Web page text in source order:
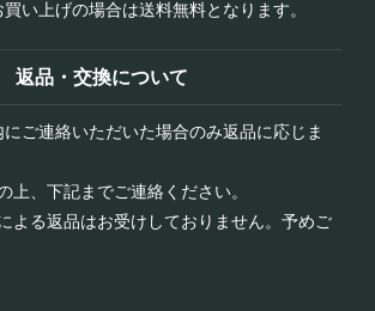
い上げの場合は送料無料となります。
返品・交換について
ご連絡いただいた場合のみ返品に応じま
上、下記までご連絡ください。
よる返品はお受けしておりません。予めご